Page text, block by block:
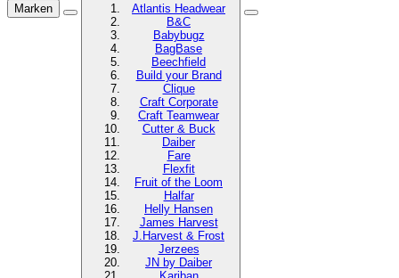
Marken
Atlantis Headwear
B&C
Babybugz
BagBase
Beechfield
Build your Brand
Clique
Craft Corporate
Craft Teamwear
Cutter & Buck
Daiber
Fare
Flexfit
Fruit of the Loom
Halfar
Helly Hansen
James Harvest
J.Harvest & Frost
Jerzees
JN by Daiber